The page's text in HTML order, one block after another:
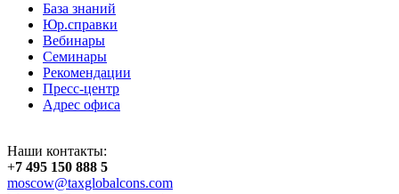
База знаний
Юр.справки
Вебинары
Семинары
Рекомендации
Пресс-центр
Адрес офиса
Наши контакты:
+7 495 150 888 5
moscow@taxglobalcons.com